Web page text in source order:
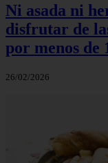
Ni asada ni
disfrutar de
por menos de
26/02/2026